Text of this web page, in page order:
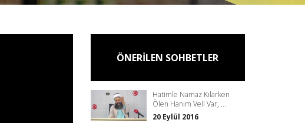
ÖNERİLEN SOHBETLER
Hatimle Namaz Kılarken
Ölen Hanım Veli Var, ...
20 Eylül 2016